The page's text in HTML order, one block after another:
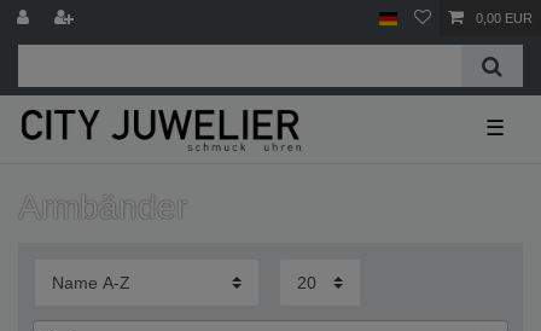
0,00 EUR
☰
Armbänder